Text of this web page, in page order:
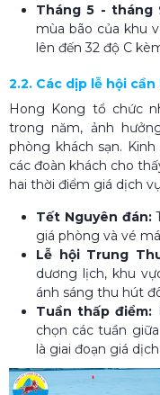
Tháng 5 - tháng
mùa bão của khu
lên đến 32 độ C
2.2. Các dịp lễ hội
Hong Kong tổ chức
trong năm, ảnh
phòng khách sạn.
các đoàn khách cho
hai thời điểm giá dịch
Tết Nguyên đán:
giá phòng và vé
Lễ hội Trung
dương lịch, khu
ánh sáng thu hút
Tuần thấp điểm:
chọn các tuần
là giai đoạn giá